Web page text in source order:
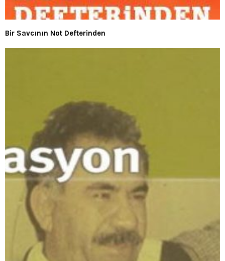
Bir Savcının Not Defterinden